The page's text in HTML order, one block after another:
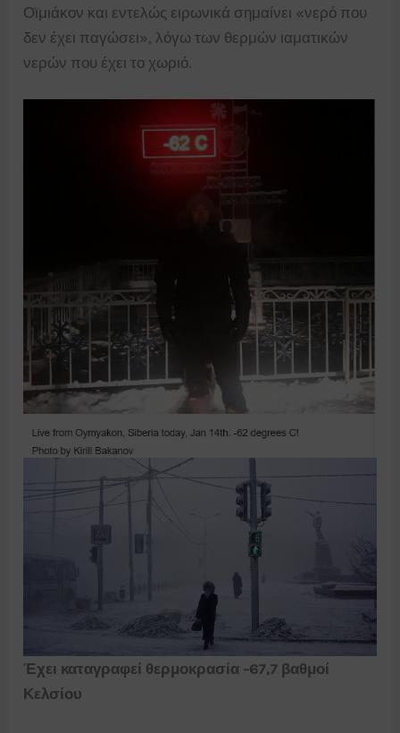
Οϊμιάκον και εντελώς ειρωνικά σημαίνει «νερό που
δεν έχει παγώσει», λόγω των θερμών ιαματικών
νερών που έχει το χωριό.
Έχει καταγραφεί θερμοκρασία -67,7 βαθμοί
Κελσίου